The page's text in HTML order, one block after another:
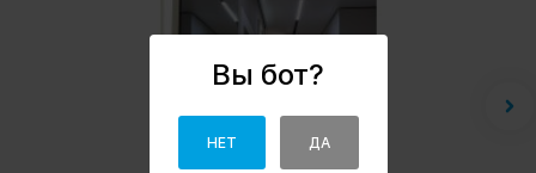
Вы бот?
НЕТ ДА